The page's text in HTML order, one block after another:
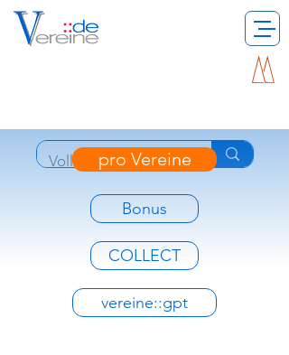
pro Vereine
Bonus
COLLECT
vereine::gpt